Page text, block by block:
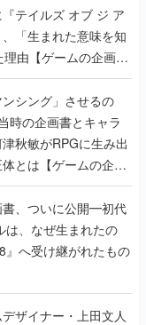
テイルズ オブ ジ ア
「生まれた意味を知
由【ゲームの企画
シング」させるの
時の企画書とキャラ
秋敏がRPGに生み出
とは【ゲームの企画
書、ついに公開━初代
は、なぜ生まれたの
』へ受け継がれたもの
ザイナー・上田文人